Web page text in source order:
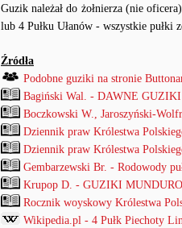
Guzik należał do żołnierza (nie
lub 4 Pułku Ułanów - wszystkie pułki
Źródła
Podobne guziki na stronie
Bagiński Wal. - DAWNE
Boczkowski W., Jaroszyński-
Dziennik praw Królestwa
Dziennik praw Królestwa
Gembarzewski Br. - Rodowody
Krupop D. - GUZIKI
Rocznik woyskowy Królestwa
Wikipedia.pl - 4 Pułk Piechoty